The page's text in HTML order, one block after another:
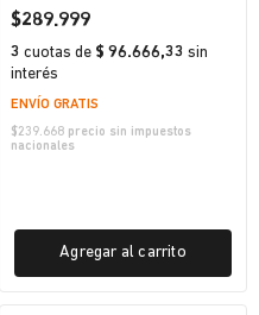
$289.999
3 cuotas de $ 96.666,33 sin
interés
ENVÍO GRATIS
$239.668 precio sin impuestos
nacionales
Agregar al carrito